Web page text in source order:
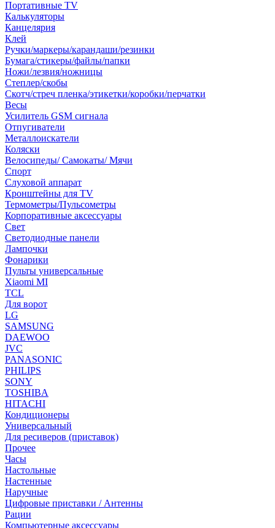
Портативные TV
Калькуляторы
Канцелярия
Клей
Ручки/маркеры/карандаши/резинки
Бумага/стикеры/файлы/папки
Ножи/лезвия/ножницы
Степлер/скобы
Скотч/стреч пленка/этикетки/коробки/перчатки
Весы
Усилитель GSM сигнала
Отпугиватели
Металлоискатели
Коляски
Велосипеды/ Самокаты/ Мячи
Спорт
Слуховой аппарат
Кронштейны для TV
Термометры/Пульсометры
Корпоративные аксессуары
Свет
Светодиодные панели
Лампочки
Фонарики
Пульты универсальные
Xiaomi MI
TCL
Для ворот
LG
SAMSUNG
DAEWOO
JVC
PANASONIC
PHILIPS
SONY
TOSHIBA
HITACHI
Кондиционеры
Универсальный
Для ресиверов (приставок)
Прочее
Часы
Настольные
Настенные
Наручные
Цифровые приставки / Антенны
Рации
Компьютерные аксессуары